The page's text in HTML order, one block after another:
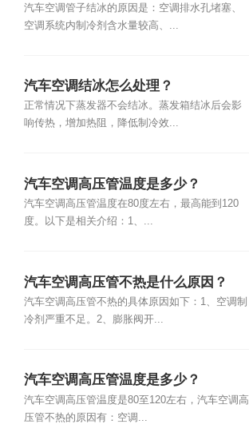
汽车空调管子结冰的原因是：空调排水孔堵塞、
空调系统内制冷剂含水量较高、...
汽车空调结冰怎么处理？
正常情况下蒸发器不会结冰。蒸发箱结冰后会影
响传热，增加热阻，降低制冷效...
汽车空调高压管温度是多少？
汽车空调高压管温度在80度左右，最高能到120
度。以下是相关介绍：1、...
汽车空调高压管不热是什么原因？
汽车空调高压管不热的具体原因如下：1、空调制
冷剂严重不足。2、膨胀阀开...
汽车空调高压管温度是多少？
汽车空调高压管温度是80至120左右，汽车空调高
压管不热的原因有：空调...